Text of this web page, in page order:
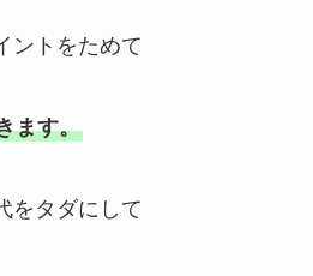
ントをためて
ます。
をタダにして